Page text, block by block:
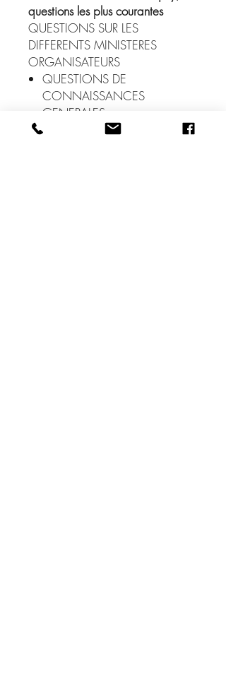
questions les plus courantes
QUESTIONS SUR LES
DIFFERENTS MINISTERES
ORGANISATEURS
QUESTIONS DE
CONNAISSANCES
GENERALES